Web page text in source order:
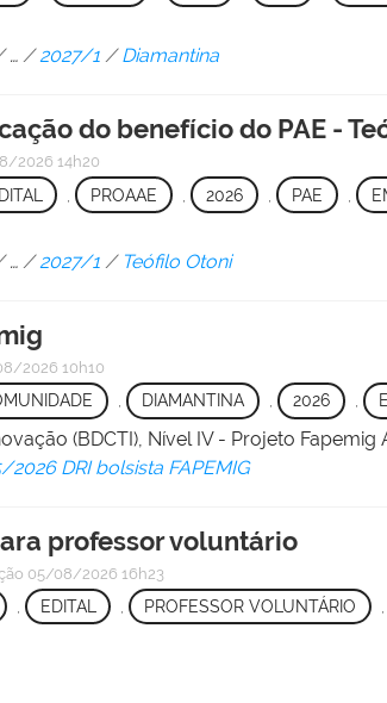
…/2027/1 /Diamantina
do benefício do PAE -
2026 14h20
, PROAAE , 2026 PAE
…/2027/1 / Teófilo Otoni
2026 10h10
, DIAMANTINA , 2026 ,
(BDCTI), Nível IV - Projeto Fapemig
2026 DRI bolsista FAPEMIG
professor voluntário
05/08/2026 16h23
EDITAL , PROFESSOR VOLUNTÁRIO